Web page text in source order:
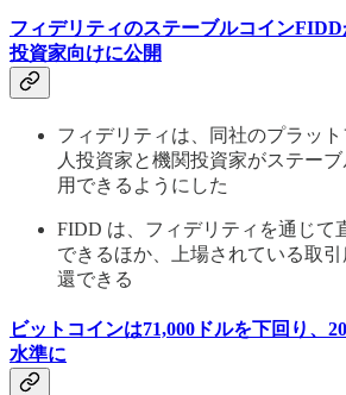
フィデリティのステーブルコイン
投資家向けに公開
フィデリティは、同社のプラッ
人投資家と機関投資家がステー
用できるようにした
FIDD は、フィデリティを通じて
できるほか、上場されている取
還できる
ビットコインは71,000ドルを下回り、
水準に